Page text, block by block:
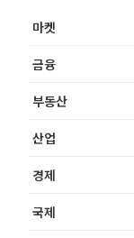
마켓
금융
부동산
산업
경제
국제